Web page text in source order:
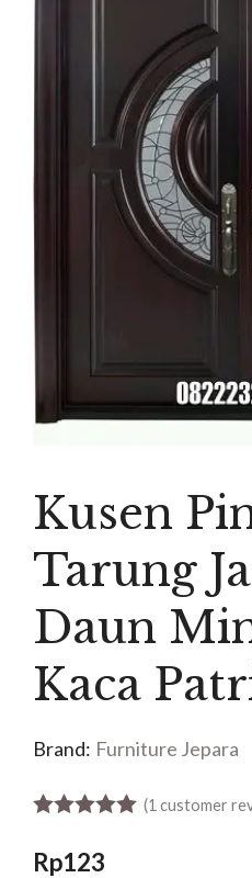
Kusen
Tarung
Daun
Kaca
Brand: Furniture Jepara
(1 customer
Rp123